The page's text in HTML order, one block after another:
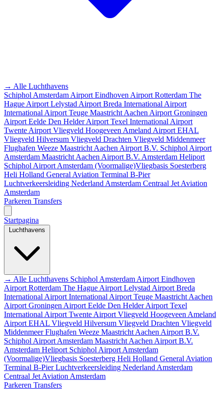
→ Alle Luchthavens
Schiphol Amsterdam Airport Eindhoven Airport Rotterdam The
Hague Airport Lelystad Airport Breda International Airport
International Airport Teuge Maastricht Aachen Airport Groningen
Airport Eelde Den Helder Airport Texel International Airport
Twente Airport Vliegveld Hoogeveen Ameland Airport EHAL
Vliegveld Hilversum Vliegveld Drachten Vliegveld Middenmeer
Flughafen Weeze Maastricht Aachen Airport B.V. Schiphol Airport
Amsterdam Maastricht Aachen Airport B.V. Amsterdam Heliport
Schiphol Airport Amsterdam (Voormalige)Vliegbasis Soesterberg
Heli Holland General Aviation Terminal B-Pier
Luchtverkeersleiding Nederland Amsterdam Centraal Jet Aviation
Amsterdam
Parkeren Transfers
Startpagina
Luchthavens
→ Alle Luchthavens Schiphol Amsterdam Airport Eindhoven
Airport Rotterdam The Hague Airport Lelystad Airport Breda
International Airport International Airport Teuge Maastricht Aachen
Airport Groningen Airport Eelde Den Helder Airport Texel
International Airport Twente Airport Vliegveld Hoogeveen Ameland
Airport EHAL Vliegveld Hilversum Vliegveld Drachten Vliegveld
MiddenmeerFlughafen Weeze Maastricht Aachen Airport B.V.
Schiphol Airport Amsterdam Maastricht Aachen Airport B.V.
Amsterdam Heliport Schiphol Airport Amsterdam
(Voormalige)Vliegbasis Soesterberg Heli Holland General Aviation
Terminal B-PierLuchtverkeersleiding Nederland Amsterdam
Centraal Jet Aviation Amsterdam
Parkeren Transfers